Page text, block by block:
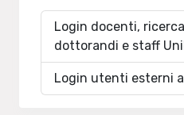
Login docenti,
dottorandi e staff
Login utenti esterni